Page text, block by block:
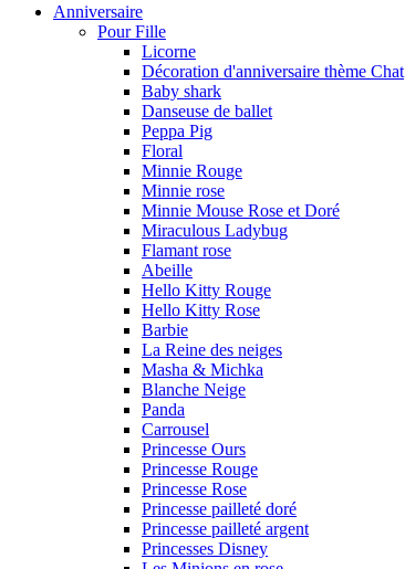
Anniversaire
Pour Fille
Licorne
Décoration d'anniversaire thème Chat
Baby shark
Danseuse de ballet
Peppa Pig
Floral
Minnie Rouge
Minnie rose
Minnie Mouse Rose et Doré
Miraculous Ladybug
Flamant rose
Abeille
Hello Kitty Rouge
Hello Kitty Rose
Barbie
La Reine des neiges
Masha & Michka
Blanche Neige
Panda
Carrousel
Princesse Ours
Princesse Rouge
Princesse Rose
Princesse pailleté doré
Princesse pailleté argent
Princesses Disney